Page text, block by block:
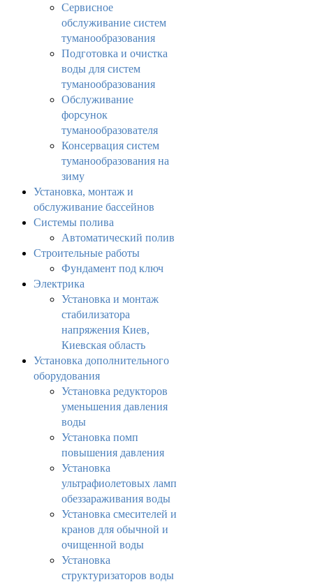
Сервисное
обслуживание систем
туманообразования
Подготовка и очистка
воды для систем
туманообразования
Обслуживание
форсунок
туманообразователя
Консервация систем
туманообразования на
зиму
Установка, монтаж и
обслуживание бассейнов
Системы полива
Автоматический полив
Строительные работы
Фундамент под ключ
Электрика
Установка и монтаж
стабилизатора
напряжения Киев,
Киевская область
Установка дополнительного
оборудования
Установка редукторов
уменьшения давления
воды
Установка помп
повышения давления
Установка
ультрафиолетовых ламп
обеззараживания воды
Установка смесителей и
кранов для обычной и
очищенной воды
Установка
структуризаторов воды